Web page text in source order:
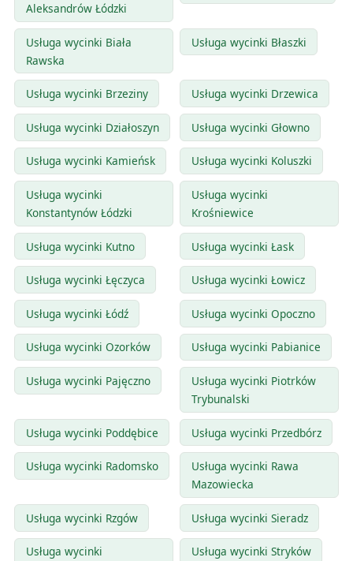
Aleksandrów Łódzki
Usługa wycinki Biała
Rawska
Usługa wycinki Błaszki
Usługa wycinki Brzeziny Usługa wycinki Drzewica
Usługa wycinki Działoszyn Usługa wycinki Głowno
Usługa wycinki Kamieńsk Usługa wycinki Koluszki
Usługa wycinki
Konstantynów Łódzki
Usługa wycinki
Krośniewice
Usługa wycinki Kutno Usługa wycinki Łask
Usługa wycinki Łęczyca Usługa wycinki Łowicz
Usługa wycinki Łódź Usługa wycinki Opoczno
Usługa wycinki Ozorków Usługa wycinki Pabianice
Usługa wycinki Pajęczno
Usługa wycinki Piotrków
Trybunalski
Usługa wycinki Poddębice Usługa wycinki Przedbórz
Usługa wycinki Radomsko
Usługa wycinki Rawa
Mazowiecka
Usługa wycinki Rzgów Usługa wycinki Sieradz
Usługa wycinki
Usługa wycinki Stryków